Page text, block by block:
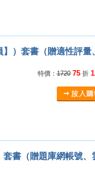
）套書（贈適性評量
特價：172075折
書（贈題庫網帳號、